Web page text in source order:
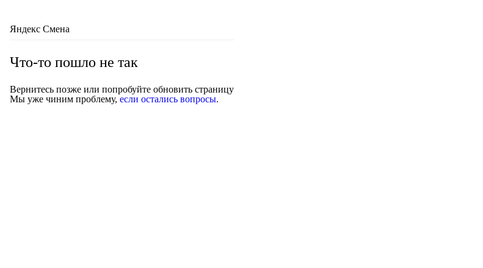
Яндекс Смена
Что-то пошло не так
Вернитесь позже или попробуйте обновить страницу
Мы уже чиним проблему, если остались вопросы.